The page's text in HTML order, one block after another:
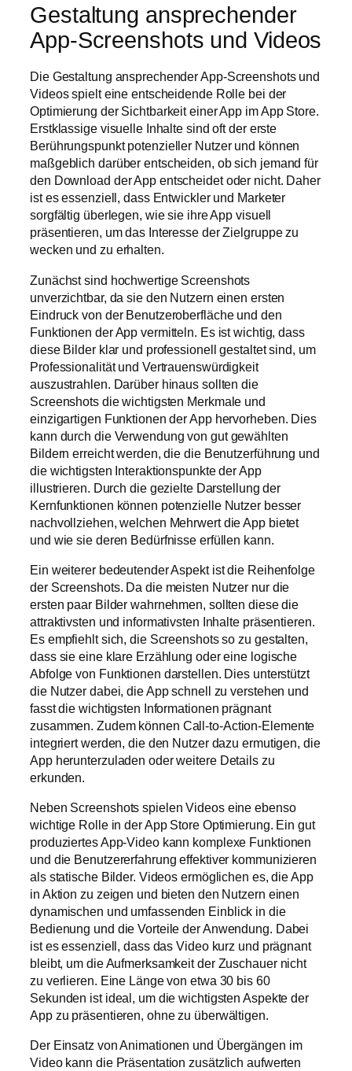
Gestaltung ansprechender
App-Screenshots und Videos
Die Gestaltung ansprechender App-Screenshots und
Videos spielt eine entscheidende Rolle bei der
Optimierung der Sichtbarkeit einer App im App Store.
Erstklassige visuelle Inhalte sind oft der erste
Berührungspunkt potenzieller Nutzer und können
maßgeblich darüber entscheiden, ob sich jemand für
den Download der App entscheidet oder nicht. Daher
ist es essenziell, dass Entwickler und Marketer
sorgfältig überlegen, wie sie ihre App visuell
präsentieren, um das Interesse der Zielgruppe zu
wecken und zu erhalten.
Zunächst sind hochwertige Screenshots
unverzichtbar, da sie den Nutzern einen ersten
Eindruck von der Benutzeroberfläche und den
Funktionen der App vermitteln. Es ist wichtig, dass
diese Bilder klar und professionell gestaltet sind, um
Professionalität und Vertrauenswürdigkeit
auszustrahlen. Darüber hinaus sollten die
Screenshots die wichtigsten Merkmale und
einzigartigen Funktionen der App hervorheben. Dies
kann durch die Verwendung von gut gewählten
Bildern erreicht werden, die die Benutzerführung und
die wichtigsten Interaktionspunkte der App
illustrieren. Durch die gezielte Darstellung der
Kernfunktionen können potenzielle Nutzer besser
nachvollziehen, welchen Mehrwert die App bietet
und wie sie deren Bedürfnisse erfüllen kann.
Ein weiterer bedeutender Aspekt ist die Reihenfolge
der Screenshots. Da die meisten Nutzer nur die
ersten paar Bilder wahrnehmen, sollten diese die
attraktivsten und informativsten Inhalte präsentieren.
Es empfiehlt sich, die Screenshots so zu gestalten,
dass sie eine klare Erzählung oder eine logische
Abfolge von Funktionen darstellen. Dies unterstützt
die Nutzer dabei, die App schnell zu verstehen und
fasst die wichtigsten Informationen prägnant
zusammen. Zudem können Call-to-Action-Elemente
integriert werden, die den Nutzer dazu ermutigen, die
App herunterzuladen oder weitere Details zu
erkunden.
Neben Screenshots spielen Videos eine ebenso
wichtige Rolle in der App Store Optimierung. Ein gut
produziertes App-Video kann komplexe Funktionen
und die Benutzererfahrung effektiver kommunizieren
als statische Bilder. Videos ermöglichen es, die App
in Aktion zu zeigen und bieten den Nutzern einen
dynamischen und umfassenden Einblick in die
Bedienung und die Vorteile der Anwendung. Dabei
ist es essenziell, dass das Video kurz und prägnant
bleibt, um die Aufmerksamkeit der Zuschauer nicht
zu verlieren. Eine Länge von etwa 30 bis 60
Sekunden ist ideal, um die wichtigsten Aspekte der
App zu präsentieren, ohne zu überwältigen.
Der Einsatz von Animationen und Übergängen im
Video kann die Präsentation zusätzlich aufwerten